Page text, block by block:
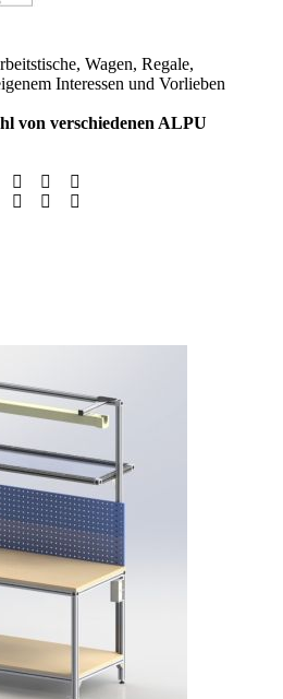
Wagen, Regale,
Interessen und Vorlieben
von verschiedenen ALPU